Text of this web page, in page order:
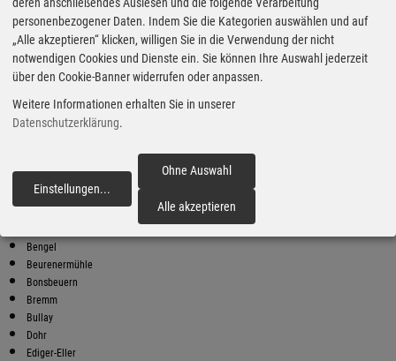
2.079€
Super E10
Am Moselstausee 39
Preiswerter tanken - finden Sie die günstigsten Benzin und Diesel
Preise in Ihrer Stadt
Bengel
Beurenermühle
Bonsbeuern
Bremm
Bullay
Dohr
Ediger-Eller
deren anschließendes Auslesen und die folgende Verarbeitung
personenbezogener Daten. Indem Sie die Kategorien auswählen und auf
„Alle akzeptieren“ klicken, willigen Sie in die Verwendung der nicht
notwendigen Cookies und Dienste ein. Sie können Ihre Auswahl jederzeit
über den Cookie-Banner widerrufen oder anpassen.
Weitere Informationen erhalten Sie in unserer
Datenschutzerklärung.
Einstellungen...
Ohne Auswahl
Alle akzeptieren